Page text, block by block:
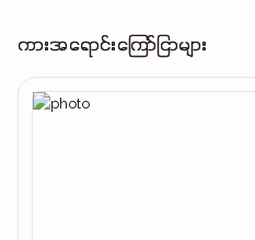
ကားအရောင်းကြော်ငြာများ